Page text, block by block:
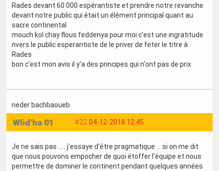
Rades devant 60 000 espérantiste et prendre notre revanche
devant notre public qui était un élément principal quant au
sacre continental
mouch kol chay flous feddenya pour moi c'est une ingratitude
nvers le public esperantiste de le priver de feter le titre à
Rades
bon c'est mon avis il y'a des principes qui n'ont pas de prix
neder bachbaoueb
#22 04-12-2018 12:45
Wlid'ha 01
Je ne sais pas ..... j'essaye d'être pragmatique ... si on me dit
que nous pouvons empocher de quoi étoffer l'équipe et nous
permettre de dominer le continent pendant quelques années